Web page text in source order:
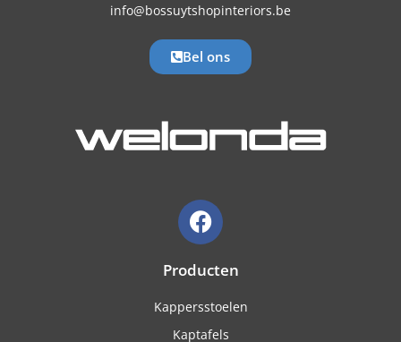
info@bossuytshopinteriors.be
Bel ons
Producten
Kappersstoelen
Kaptafels